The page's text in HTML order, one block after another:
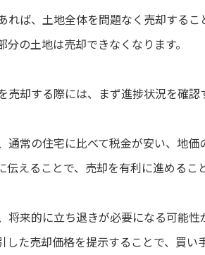
れば、土地全体を問題なく売却する
の土地は売却できなくなります。
売却する際には、まず進捗状況を確認
通常の住宅に比べて税金が安い、地
えることで、売却を有利に進めるこ
将来的に立ち退きが必要になる可能
した売却価格を提示することで、買い